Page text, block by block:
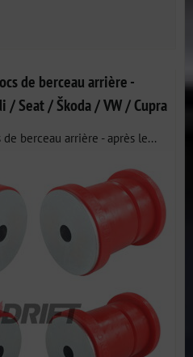
de berceau arrière -
Seat / Škoda / VW / Cupra
berceau arrière - après le...